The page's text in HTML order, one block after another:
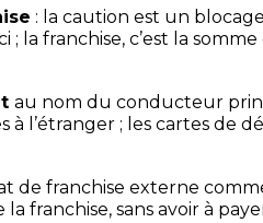
: la caution est un
; la franchise, c’est la
au nom du conducteur
à l’étranger ; les cartes de
de franchise externe
franchise, sans avoir à